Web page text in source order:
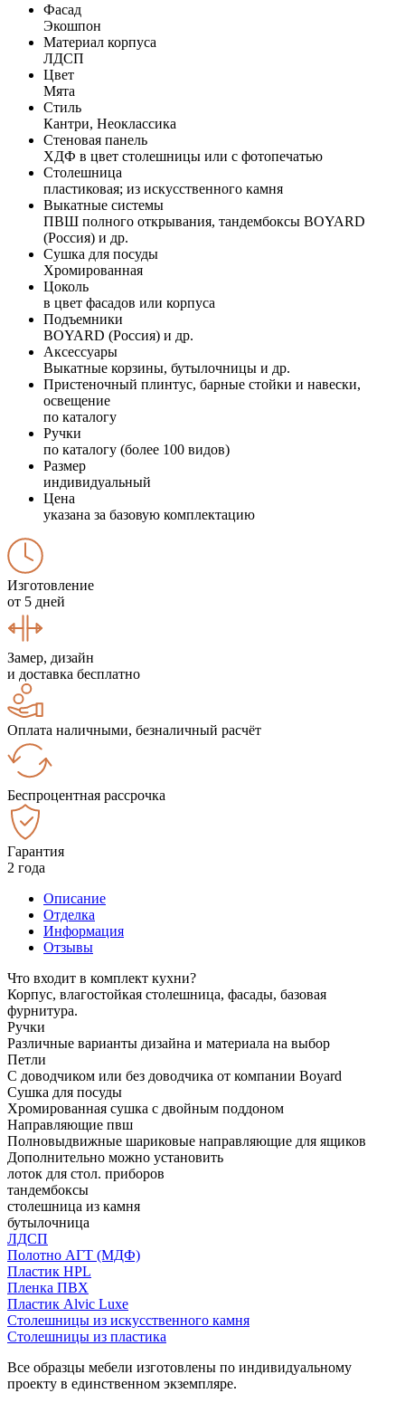
Фасад
Экошпон
Материал корпуса
ЛДСП
Цвет
Мята
Стиль
Кантри, Неоклассика
Стеновая панель
ХДФ в цвет столешницы или с фотопечатью
Столешница
пластиковая; из искусственного камня
Выкатные системы
ПВШ полного открывания, тандембоксы BOYARD
(Россия) и др.
Сушка для посуды
Хромированная
Цоколь
в цвет фасадов или корпуса
Подъемники
BOYARD (Россия) и др.
Аксессуары
Выкатные корзины, бутылочницы и др.
Пристеночный плинтус, барные стойки и навески,
освещение
по каталогу
Ручки
по каталогу (более 100 видов)
Размер
индивидуальный
Цена
указана за базовую комплектацию
Изготовление
от 5 дней
Замер, дизайн
и доставка бесплатно
Оплата наличными, безналичный расчёт
Беспроцентная рассрочка
Гарантия
2 года
Описание
Отделка
Информация
Отзывы
Что входит в комплект кухни?
Корпус, влагостойкая столешница, фасады, базовая
фурнитура.
Ручки
Различные варианты дизайна и материала на выбор
Петли
С доводчиком или без доводчика от компании Boyard
Сушка для посуды
Хромированная сушка с двойным поддоном
Направляющие пвш
Полновыдвижные шариковые направляющие для ящиков
Дополнительно можно установить
лоток для стол. приборов
тандембоксы
столешница из камня
бутылочница
ЛДСП
Полотно АГТ (МДФ)
Пластик HPL
Пленка ПВХ
Пластик Alvic Luxe
Столешницы из искусственного камня
Столешницы из пластика
Все образцы мебели изготовлены по индивидуальному
проекту в единственном экземпляре.